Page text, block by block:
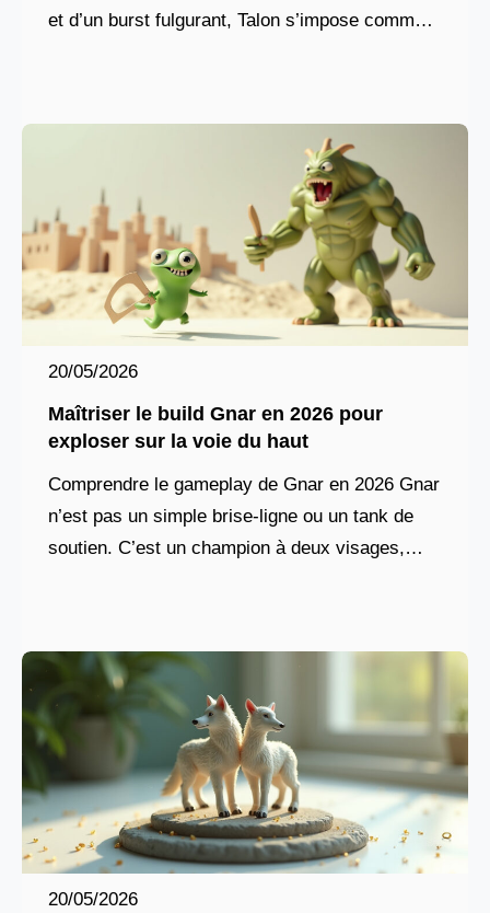
et d’un burst fulgurant, Talon s’impose comme
20/05/2026
Maîtriser le build Gnar en 2026 pour
exploser sur la voie du haut
Comprendre le gameplay de Gnar en 2026 Gnar
n’est pas un simple brise-ligne ou un tank de
soutien. C’est un champion à deux visages,
20/05/2026